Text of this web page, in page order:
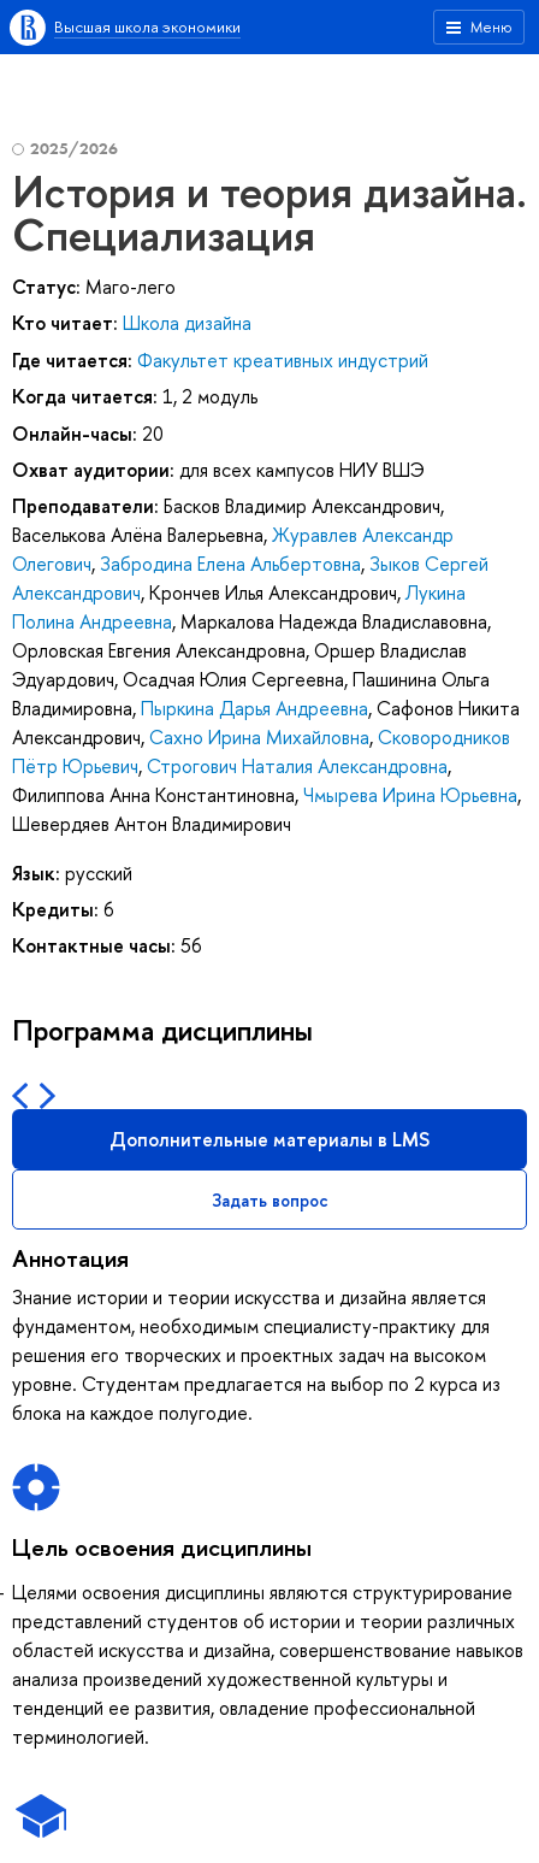
Меню
Высшая школа экономики
2025/2026
История и теория дизайна.
Специализация
Статус: Маго-лего
Кто читает: Школа дизайна
Где читается: Факультет креативных индустрий
Когда читается: 1, 2 модуль
Онлайн-часы: 20
Охват аудитории: для всех кампусов НИУ ВШЭ
Преподаватели: Басков Владимир Александрович,
Васелькова Алёна Валерьевна,Журавлев Александр
Олегович, Забродина Елена Альбертовна, Зыков Сергей
Александрович,Крончев Илья Александрович,Лукина
Полина Андреевна, Маркалова Надежда Владиславовна,
Орловская Евгения Александровна,Оршер Владислав
Эдуардович,Осадчая Юлия Сергеевна,Пашинина Ольга
Владимировна,Пыркина Дарья Андреевна,Сафонов Никита
Александрович,Сахно Ирина Михайловна,Сковородников
Пётр Юрьевич,Строгович Наталия Александровна,
Филиппова Анна Константиновна,Чмырева Ирина Юрьевна,
Шевердяев Антон Владимирович
Язык: русский
Кредиты: 6
Контактные часы: 56
Программа дисциплины
Дополнительные материалы в LMS
Задать вопрос
Аннотация
Знание истории и теории искусства и дизайна является
фундаментом, необходимым специалисту-практику для
решения его творческих и проектных задач на высоком
уровне. Студентам предлагается на выбор по 2 курса из
блока на каждое полугодие.
Цель освоения дисциплины
Целями освоения дисциплины являются структурирование
представлений студентов об истории и теории различных
областей искусства и дизайна, совершенствование навыков
анализа произведений художественной культуры и
тенденций ее развития, овладение профессиональной
терминологией.